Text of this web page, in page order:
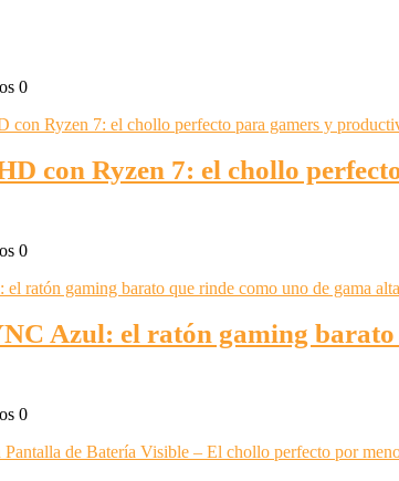
0
con Ryzen 7: el chollo
0
Azul: el ratón gaming barato
0